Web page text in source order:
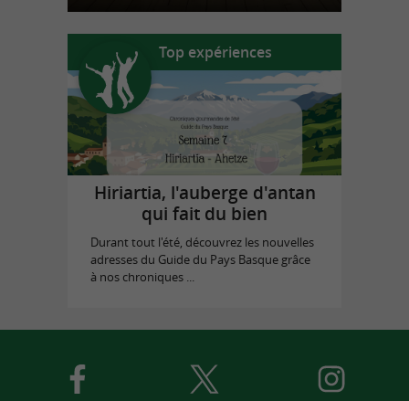
Top expériences
Hiriartia, l'auberge d'antan
qui fait du bien
Durant tout l'été, découvrez les nouvelles
adresses du Guide du Pays Basque grâce
à nos chroniques ...